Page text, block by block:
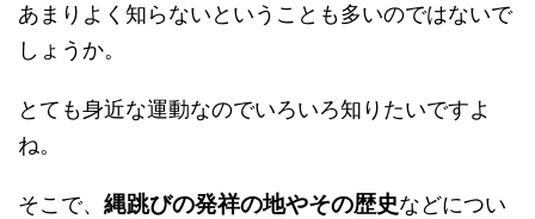
あまりよく知らないということも多いのではないで
しょうか。
とても身近な運動なのでいろいろ知りたいですよ
ね。
そこで、 縄跳びの発祥の地やその歴史などについ